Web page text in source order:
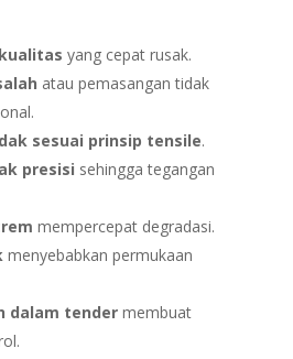
yang cepat rusak.
atau pemasangan tidak
sesuai prinsip tensile.
presisi sehingga tegangan
mempercepat degradasi.
menyebabkan permukaan
dalam tendermembuat